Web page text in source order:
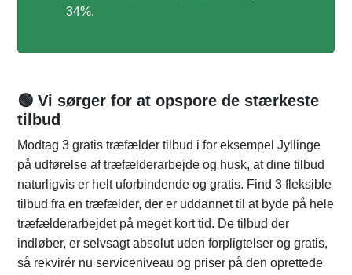
34%.
🟢 Vi sørger for at opspore de stærkeste
tilbud
Modtag 3 gratis træfælder tilbud i for eksempel Jyllinge
på udførelse af træfælderarbejde og husk, at dine tilbud
naturligvis er helt uforbindende og gratis. Find 3 fleksible
tilbud fra en træfælder, der er uddannet til at byde på hele
træfælderarbejdet på meget kort tid. De tilbud der
indløber, er selvsagt absolut uden forpligtelser og gratis,
så rekvirér nu serviceniveau og priser på den oprettede